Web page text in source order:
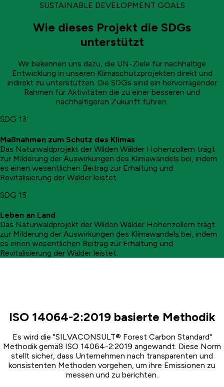
SUSTAINABLE DEVELOPMENT GOALS
Wie dieses Projekt die SDGs
unterstützt
Wir bekennen uns dazu, die UN-Ziele für nachhaltige
Entwicklung in unseren Klimaschutzprojekten direkt und
indirekt zu unterstützen. Die SDGs sind ein hervorragender
Rahmen für Aktivitäten die zu einer besseren und
nachhaltigeren Zukunft führen.
SDG 13
Maßnahmen zum Schutz des Klimas
Das Naturwaldprojekt der Wilden Wälder Hohenzollern trägt
zur Milderung der Auswirkungen des Klimawandels bei, indem
es einen wesentlichen Beitrag zur Erhaltung und
Revitalisierung der Wälder leistet.
SDG 15
Leben an Land
Das Naturwaldprojekt der Wilden Wälder Hohenzollern trägt
zur Milderung der Auswirkungen des Klimawandels bei, indem
es einen wesentlichen Beitrag zur Erhaltung und
Revitalisierung der Wälder leistet.
ISO 14064-2:2019 basierte Methodik
Es wird die "SILVACONSULT® Forest Carbon Standard"
Methodik gemäß ISO 14064-2:2019 angewandt. Diese Norm
stellt sicher, dass Unternehmen nach transparenten und
konsistenten Methoden vorgehen, um ihre Emissionen zu
messen und zu berichten.